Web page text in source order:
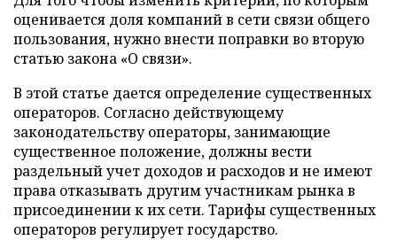
оценивается доля компаний в сети связи общего
пользования, нужно внести поправки во вторую
статью закона «О связи».
В этой статье дается определение существенных
операторов. Согласно действующему
законодательству операторы, занимающие
существенное положение, должны вести
раздельный учет доходов и расходов и не имеют
права отказывать другим участникам рынка в
присоединении к их сети. Тарифы существенных
операторов регулирует государство.